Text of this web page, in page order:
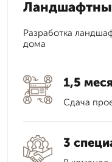
Разработка
дома
1,5
Сдача
3